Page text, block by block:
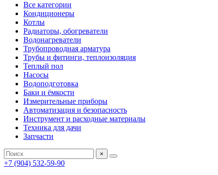
Все категории
Кондиционеры
Котлы
Радиаторы, обогреватели
Водонагреватели
Трубопроводная арматура
Трубы и фитинги, теплоизоляция
Теплый пол
Насосы
Водоподготовка
Баки и ёмкости
Измерительные приборы
Автоматизация и безопасность
Инструмент и расходные материалы
Техника для дачи
Запчасти
×
+7 (904) 532-59-90